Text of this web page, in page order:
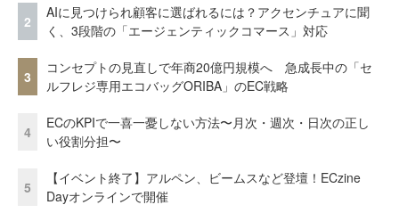
2
AIに見つけられ顧客に選ばれるには？アクセンチュアに聞
く、3段階の「エージェンティックコマース」対応
3
コンセプトの見直しで年商20億円規模へ 急成長中の「セ
ルフレジ専用エコバッグORIBA」のEC戦略
4
ECのKPIで一喜一憂しない方法〜月次・週次・日次の正し
い役割分担〜
5
【イベント終了】アルペン、ビームスなど登壇！ECzine
Dayオンラインで開催